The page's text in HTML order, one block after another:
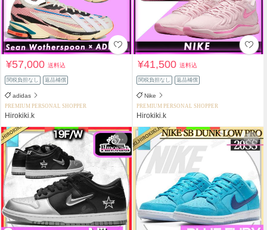
¥57,000送料込
関税負担なし 返品補償
adidas
PREMIUM PERSONAL SHOPPER
Hirokiki.k
¥41,500送料込
関税負担なし 返品補償
Nike
PREMIUM PERSONAL SHOPPER
Hirokiki.k